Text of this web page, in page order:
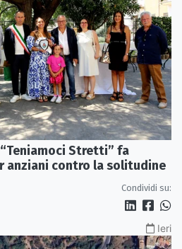
Stretti” fa
anziani contro la solitudine
Condividi su:
Ieri